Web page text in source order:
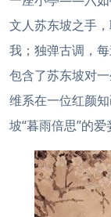
文人苏东坡之手
我；独弹古调，
包含了苏东坡对
维系在一位红颜
坡“暮雨倍思”的爱